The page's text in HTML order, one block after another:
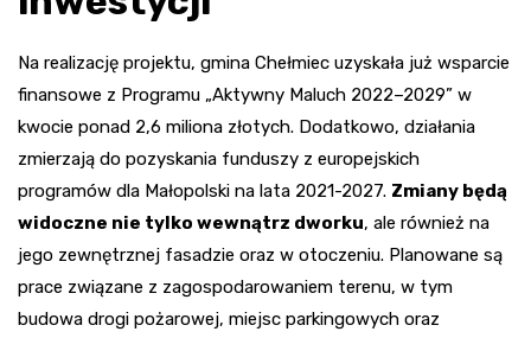
Na realizację projektu, gmina Chełmiec uzyskała już wsparcie
finansowe z Programu „Aktywny Maluch 2022–2029” w
kwocie ponad 2,6 miliona złotych. Dodatkowo, działania
zmierzają do pozyskania funduszy z europejskich
programów dla Małopolski na lata 2021-2027. Zmiany będą
widoczne nie tylko wewnątrz dworku, ale również na
jego zewnętrznej fasadzie oraz w otoczeniu. Planowane są
prace związane z zagospodarowaniem terenu, w tym
budowa drogi pożarowej, miejsc parkingowych oraz